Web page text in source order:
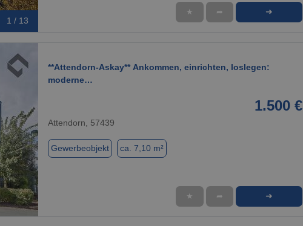
1 / 13
★ ➦ ➜
1 / 2
**Attendorn-Askay** Ankommen, einrichten, loslegen:
moderne…
1.500 €
Attendorn, 57439
Gewerbeobjekt ca. 7,10 m²
★ ➦ ➜